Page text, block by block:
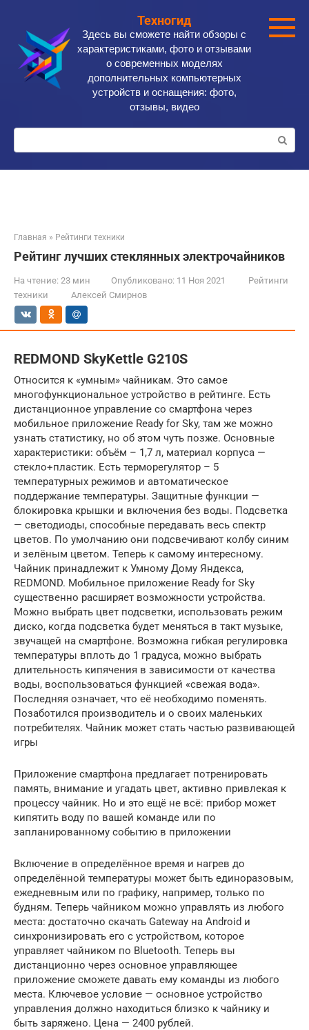
контенту
Техногид
Здесь вы сможете найти обзоры с
характеристиками, фото и отзывами
о современных моделях
дополнительных компьютерных
устройств и оснащения: фото,
отзывы, видео
Поиск:
Главная » Рейтинги техники
Рейтинг лучших стеклянных электрочайников
На чтение: 23 мин Опубликовано: 11 Ноя 2021
Рейтинги
техники
Алексей Смирнов
REDMOND SkyKettle G210S
Относится к «умным» чайникам. Это самое
многофункциональное устройство в рейтинге. Есть
дистанционное управление со смартфона через
мобильное приложение Ready for Sky, там же можно
узнать статистику, но об этом чуть позже. Основные
характеристики: объём – 1,7 л, материал корпуса —
стекло+пластик. Есть терморегулятор – 5
температурных режимов и автоматическое
поддержание температуры. Защитные функции —
блокировка крышки и включения без воды. Подсветка
— светодиоды, способные передавать весь спектр
цветов. По умолчанию они подсвечивают колбу синим
и зелёным цветом. Теперь к самому интересному.
Чайник принадлежит к Умному Дому Яндекса,
REDMOND. Мобильное приложение Ready for Sky
существенно расширяет возможности устройства.
Можно выбрать цвет подсветки, использовать режим
диско, когда подсветка будет меняться в такт музыке,
звучащей на смартфоне. Возможна гибкая регулировка
температуры вплоть до 1 градуса, можно выбрать
длительность кипячения в зависимости от качества
воды, воспользоваться функцией «свежая вода».
Последняя означает, что её необходимо поменять.
Позаботился производитель и о своих маленьких
потребителях. Чайник может стать частью развивающей
игры
Приложение смартфона предлагает потренировать
память, внимание и угадать цвет, активно привлекая к
процессу чайник. Но и это ещё не всё: прибор может
кипятить воду по вашей команде или по
запланированному событию в приложении
Включение в определённое время и нагрев до
определённой температуры может быть единоразовым,
ежедневным или по графику, например, только по
будням. Теперь чайником можно управлять из любого
места: достаточно скачать Gateway на Android и
синхронизировать его с устройством, которое
управляет чайником по Bluetooth. Теперь вы
дистанционно через основное управляющее
приложение сможете давать ему команды из любого
места. Ключевое условие — основное устройство
управления должно находиться близко к чайнику и
быть заряжено. Цена — 2400 рублей.